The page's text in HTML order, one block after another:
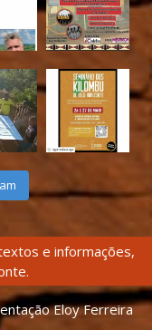
e informações,
Eloy Ferreira